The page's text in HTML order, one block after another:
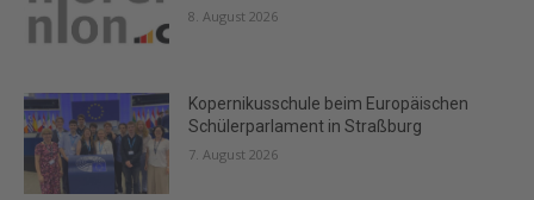
8. August 2026
Kopernikusschule beim Europäischen
Schülerparlament in Straßburg
7. August 2026